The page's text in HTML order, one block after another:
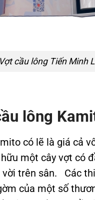
Vợt cầu lông Tiến Minh
lông
có lẽ là giá cả
một cây vợt có
trên sân. Các
của một số